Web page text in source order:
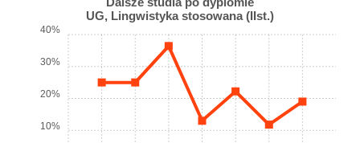
UG, Lingwistyka stosowana (IIst.)
10%
20%
30%
40%